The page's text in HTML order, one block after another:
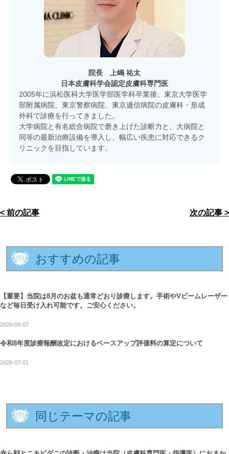
院長 上嶋 祐太
日本皮膚科学会認定皮膚科専門医
2005年に浜松医科大学医学部医学科卒業後、東京大学医学
部附属病院、東京警察病院、東京逓信病院の皮膚科・形成
外科で診療を行ってきました。
大学病院と有名総合病院で磨き上げた診断力と、大病院と
同等の最新治療設備を導入し、幅広い疾患に対応できるク
リニックを目指しています。
< 前の記事 次の記事 >
おすすめの記事
【重要】当院は8月のお盆も通常どおり診療します。手術やVビームレーザー
など毎日受け入れ可能です。ご安心ください。
2026-08-07
令和8年度診療報酬改定におけるベースアップ評価料の算定について
2026-07-01
同じテーマの記事